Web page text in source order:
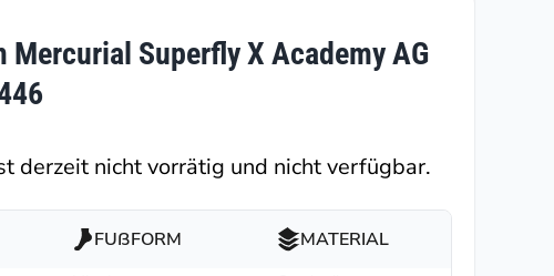
Mercurial Superfly X Academy AG
derzeit nicht vorrätig und nicht verfügbar.
FUßFORM MATERIAL